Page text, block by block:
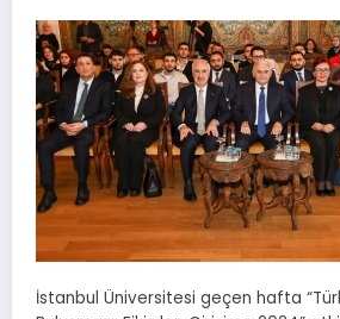
İstanbul Üniversitesi geçen hafta